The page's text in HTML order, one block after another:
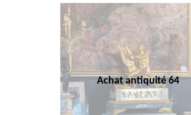
Achat antiquité 64